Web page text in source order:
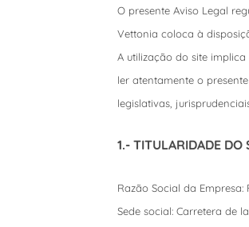
O presente Aviso Legal
Vettonia coloca à
A utilização do site
ler atentamente o
legislativas,
1.- TITULARIDADE DO
Razão Social da Empresa:
Sede social: Carretera de